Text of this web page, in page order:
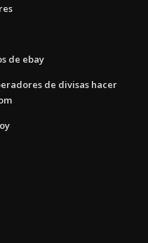
de ebay
de divisas hacer